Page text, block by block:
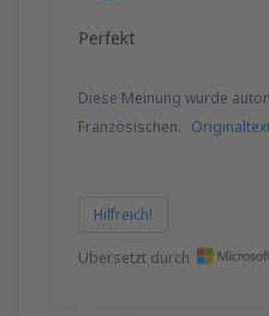
Perfekt
Diese Meinung wurde
Französischen.
Hilfreich!
Übersetzt durch